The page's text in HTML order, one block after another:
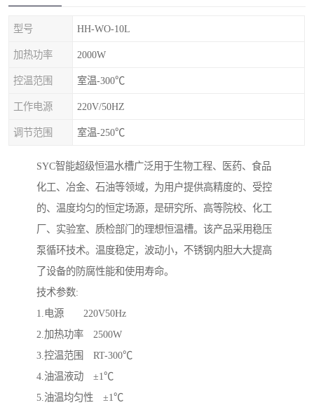
型号 HH-WO-10L
加热功率 2000W
控温范围 室温-300℃
工作电源 220V/50HZ
调节范围 室温-250℃
SYC智能超级恒温水槽广泛用于生物工程、医药、食品
化工、冶金、石油等领域，为用户提供高精度的、受控
的、温度均匀的恒定场源，是研究所、高等院校、化工
厂、实验室、质检部门的理想恒温槽。该产品采用稳压
泵循环技术。温度稳定，波动小，不锈钢内胆大大提高
了设备的防腐性能和使用寿命。
技术参数:
1.电源 220V50Hz
2.加热功率 2500W
3.控温范围 RT-300℃
4.油温液动 ±1℃
5.油温均匀性 ±1℃